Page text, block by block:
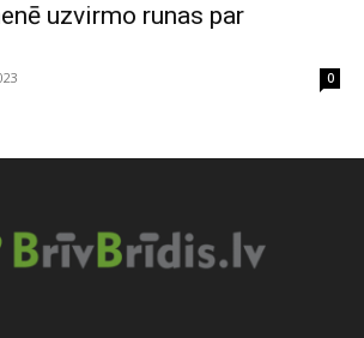
uzvirmo runas par
0